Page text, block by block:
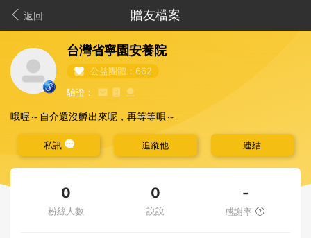
返回 贈友檔案
台灣省寧園安養院
公益團體：662
驗證：
哦喔～自介還沒孵出來呢，再等等唄～
私訊 追蹤他 連結
0
粉絲人數
0
說說
-
感謝率